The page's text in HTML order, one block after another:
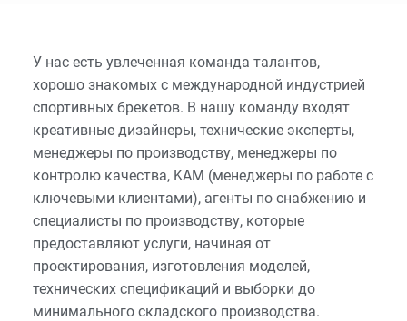
У нас есть увлеченная команда талантов,
хорошо знакомых с международной индустрией
спортивных брекетов. В нашу команду входят
креативные дизайнеры, технические эксперты,
менеджеры по производству, менеджеры по
контролю качества, KAM (менеджеры по работе с
ключевыми клиентами), агенты по снабжению и
специалисты по производству, которые
предоставляют услуги, начиная от
проектирования, изготовления моделей,
технических спецификаций и выборки до
минимального складского производства.